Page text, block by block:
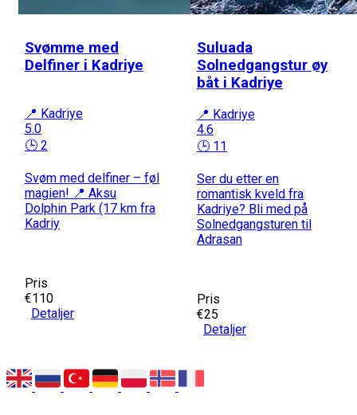
Svømme med
Delfiner i Kadriye
📍 Kadriye
5.0
🕒 2
Svøm med delfiner – føl
magien! 📍 Aksu
Dolphin Park (17 km fra
Kadriy
Pris
€110
Detaljer
Suluada
Solnedgangstur øy
båt i Kadriye
📍 Kadriye
4.6
🕒 11
Ser du etter en
romantisk kveld fra
Kadriye? Bli med på
Solnedgangsturen til
Adrasan
Pris
€25
Detaljer